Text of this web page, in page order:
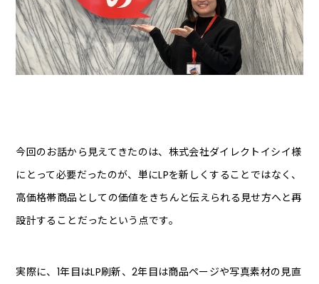
今回のお話から見えてきたのは、株式会社ダイレクトイシイ様
にとって必要だったのが、単にLPを新しくすることではなく、
高価格帯商品としての価値をきちんと伝えられる見せ方へと再
設計することだったという点です。
実際に、1年目はLP刷新、2年目は商品ページや写真素材の見直